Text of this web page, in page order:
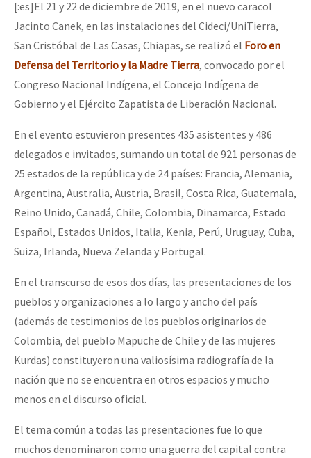
[:es]El 21 y 22 de diciembre de 2019, en el nuevo caracol
Jacinto Canek, en las instalaciones del Cideci/UniTierra,
San Cristóbal de Las Casas, Chiapas, se realizó el Foro en
Defensa del Territorio y la Madre Tierra, convocado por el
Congreso Nacional Indígena, el Concejo Indígena de
Gobierno y el Ejército Zapatista de Liberación Nacional.
En el evento estuvieron presentes 435 asistentes y 486
delegados e invitados, sumando un total de 921 personas de
25 estados de la república y de 24 países: Francia, Alemania,
Argentina, Australia, Austria, Brasil, Costa Rica, Guatemala,
Reino Unido, Canadá, Chile, Colombia, Dinamarca, Estado
Español, Estados Unidos, Italia, Kenia, Perú, Uruguay, Cuba,
Suiza, Irlanda, Nueva Zelanda y Portugal.
En el transcurso de esos dos días, las presentaciones de los
pueblos y organizaciones a lo largo y ancho del país
(además de testimonios de los pueblos originarios de
Colombia, del pueblo Mapuche de Chile y de las mujeres
Kurdas) constituyeron una valiosísima radiografía de la
nación que no se encuentra en otros espacios y mucho
menos en el discurso oficial.
El tema común a todas las presentaciones fue lo que
muchos denominaron como una guerra del capital contra